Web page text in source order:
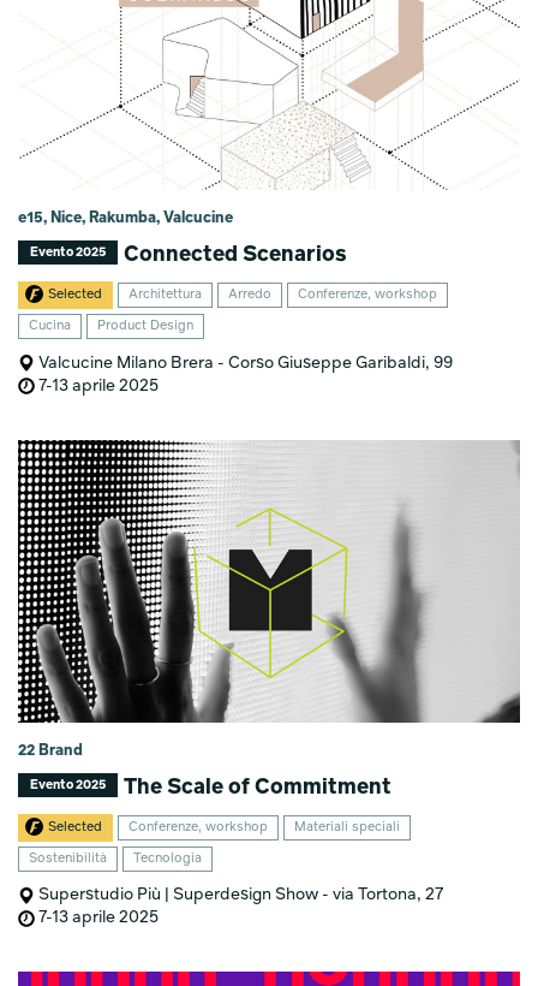
e15, Nice, Rakumba, Valcucine
Evento 2025 Connected Scenarios
Selected Architettura Arredo Conferenze, workshop
Cucina Product Design
Valcucine Milano Brera - Corso Giuseppe Garibaldi, 99
7-13 aprile 2025
22 Brand
Evento 2025 The Scale of Commitment
Selected Conferenze, workshop Materiali speciali
Sostenibilità Tecnologia
Superstudio Più | Superdesign Show - via Tortona, 27
7-13 aprile 2025